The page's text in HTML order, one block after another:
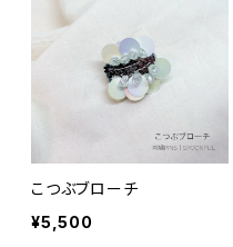
こつぶブローチ
¥5,500